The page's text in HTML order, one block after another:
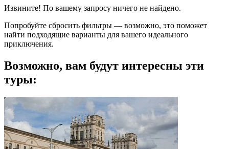
Извините! По вашему запросу ничего не найдено.
Попробуйте сбросить фильтры — возможно, это поможет
найти подходящие варианты для вашего идеального
приключения.
Возможно, вам будут интересны эти
туры: